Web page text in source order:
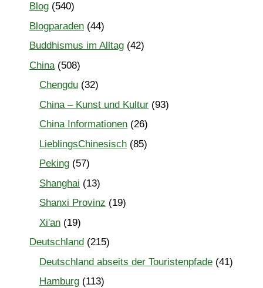
Blog (540)
Blogparaden (44)
Buddhismus im Alltag (42)
China (508)
Chengdu (32)
China – Kunst und Kultur (93)
China Informationen (26)
LieblingsChinesisch (85)
Peking (57)
Shanghai (13)
Shanxi Provinz (19)
Xi'an (19)
Deutschland (215)
Deutschland abseits der Touristenpfade (41)
Hamburg (113)